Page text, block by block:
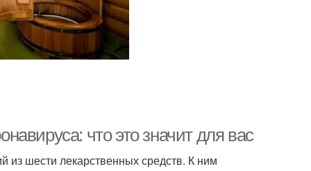
что это значит для вас
из шести лекарственных средств. К ним